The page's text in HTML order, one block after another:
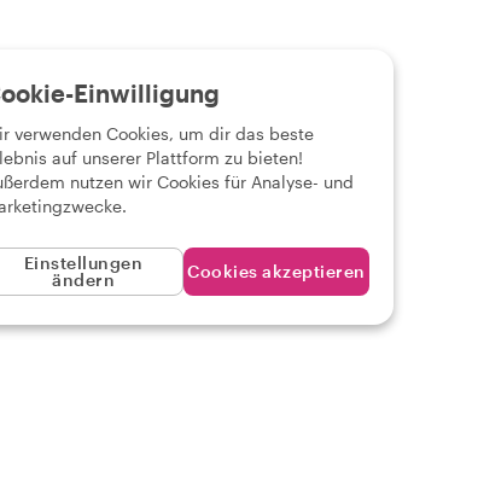
erkunden könnt
Einwilligung
verwenden Cookies, um dir das beste
auf unserer Plattform zu bieten!
nutzen wir Cookies für Analyse- und
Einstellungen
ändern
Cookies akzeptieren